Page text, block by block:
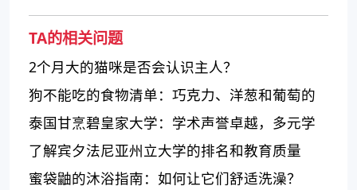
TA的相关问题
2个月大的猫咪是否会认识主人？
狗不能吃的食物清单：巧克力、洋葱和葡萄的
危害
泰国甘烹碧皇家大学：学术声誉卓越，多元学
科供选择
了解宾夕法尼亚州立大学的排名和教育质量
蜜袋鼬的沐浴指南：如何让它们舒适洗澡？